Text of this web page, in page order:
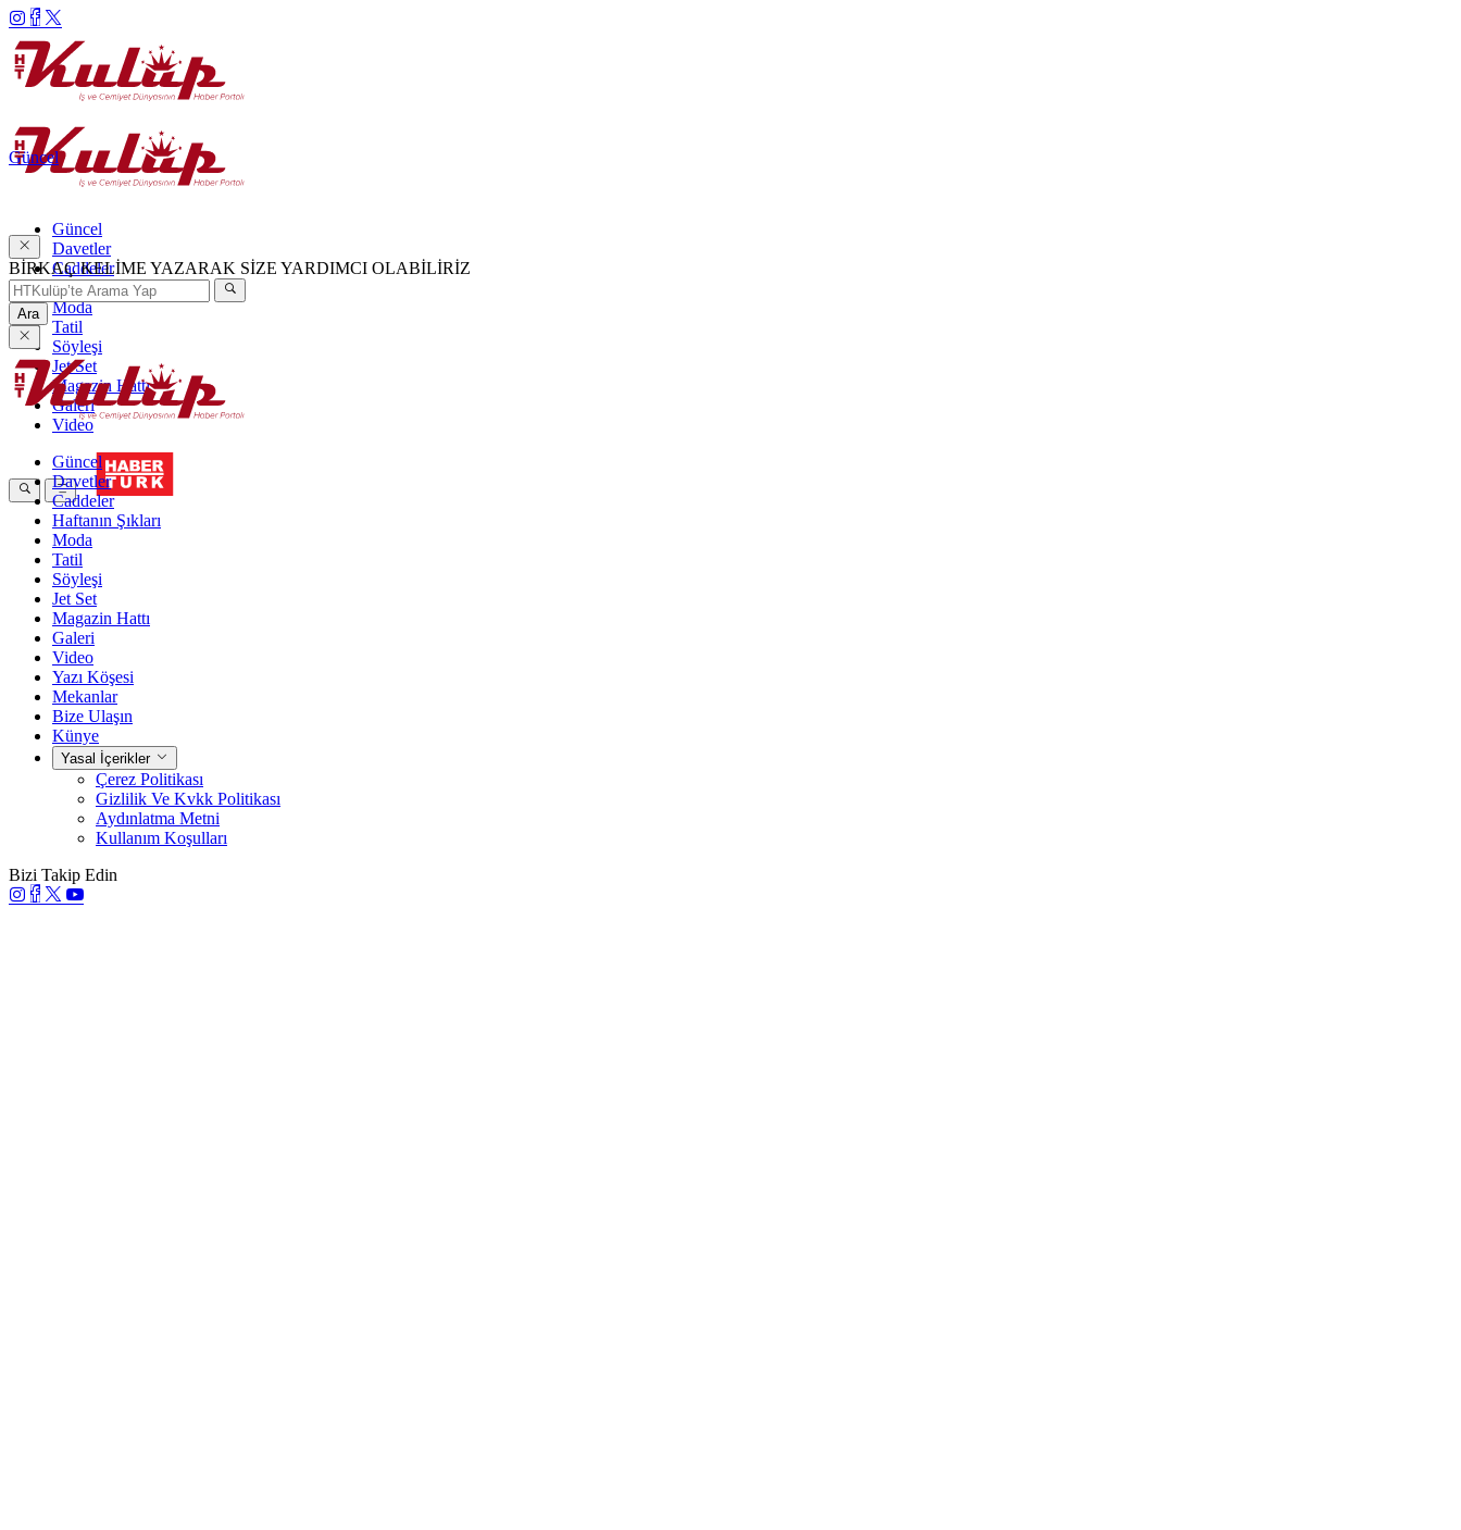
Güncel
Davetler
Caddeler
Haftanın Şıkları
Moda
Tatil
Söyleşi
Jet Set
Magazin Hattı
Galeri
Video
Güncel
BİRKAÇ KELİME YAZARAK SİZE YARDIMCI OLABİLİRİZ
Ara
Güncel
Davetler
Caddeler
Haftanın Şıkları
Moda
Tatil
Söyleşi
Jet Set
Magazin Hattı
Galeri
Video
Yazı Köşesi
Mekanlar
Bize Ulaşın
Künye
Yasal İçerikler
Çerez Politikası
Gizlilik Ve Kvkk Politikası
Aydınlatma Metni
Kullanım Koşulları
Bizi Takip Edin